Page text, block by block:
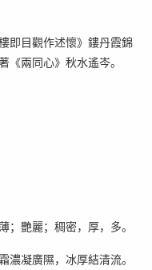
即目觀作述懷》鏤丹霞錦
《兩同心》秋水遙岑。
艷麗；稠密，厚，多。
凝廣隰，冰厚結清流。